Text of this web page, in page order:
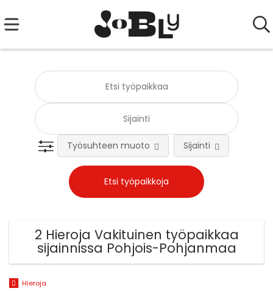
Työsuhteen muoto Sijainti
2 Hieroja Vakituinen työpaikkaa
sijainnissa Pohjois-Pohjanmaa
Hieroja